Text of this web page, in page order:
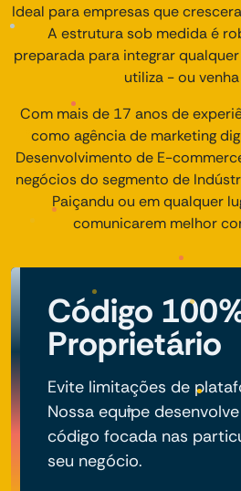
Ideal para empresas que
A estrutura sob medida é
preparada para integrar
utiliza - ou venha
Com mais de 17 anos de
como agência de marketing
Desenvolvimento de E-
negócios do segmento de
Paiçandu ou em qualquer
comunicarem melhor
Código
Proprietário
Evite limitações de
Nossa equipe
código focada nas
seu negócio.